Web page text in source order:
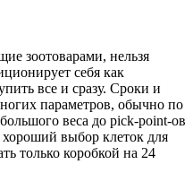
зоотоварами, нельзя
себя как
все и сразу. Сроки и
параметров, обычно по
веса до pick-point-ов
хороший выбор клеток для
только коробкой на 24